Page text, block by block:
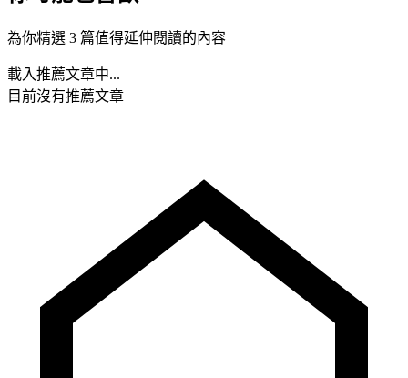
為你精選 3 篇值得延伸閱讀的內容
載入推薦文章中...
目前沒有推薦文章